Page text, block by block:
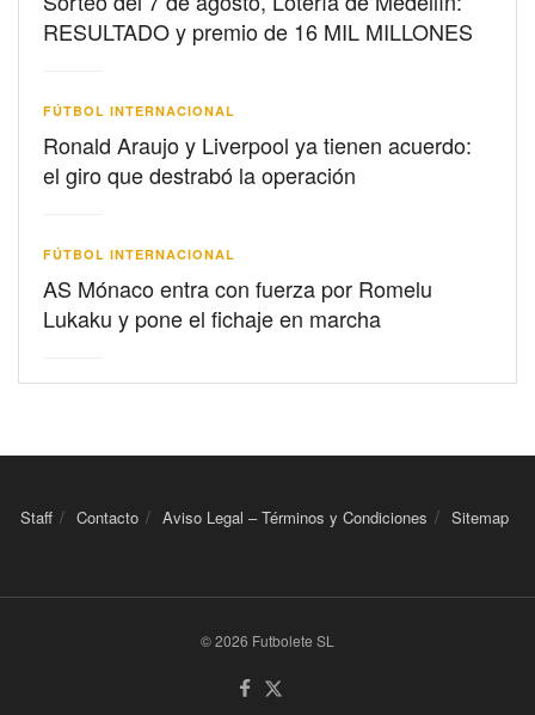
RESULTADO y premio de 16 MIL MILLONES
FÚTBOL INTERNACIONAL
Ronald Araujo y Liverpool ya tienen acuerdo:
el giro que destrabó la operación
FÚTBOL INTERNACIONAL
AS Mónaco entra con fuerza por Romelu
Lukaku y pone el fichaje en marcha
Staff Contacto Aviso Legal – Términos y Condiciones Sitemap
© 2026 Futbolete SL